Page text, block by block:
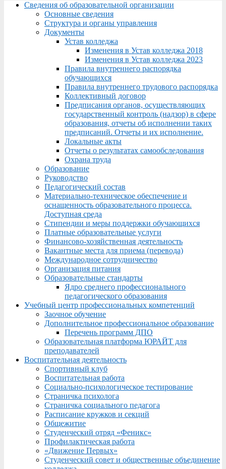
Menu
Сведения об образовательной организации
Основные сведения
Структура и органы управления
Документы
Устав колледжа
Изменения в Устав колледжа 2018
Изменения в Устав колледжа 2023
Правила внутреннего распорядка
обучающихся
Правила внутреннего трудового распорядка
Коллективный договор
Предписания органов, осуществляющих
государственный контроль (надзор) в сфере
образования, отчеты об исполнении таких
предписаний. Отчеты и их исполнение.
Локальные акты
Отчеты о результатах самообследования
Охрана труда
Образование
Руководство
Педагогический состав
Материально-техническое обеспечение и
оснащенность образовательного процесса.
Доступная среда
Стипендии и меры поддержки обучающихся
Платные образовательные услуги
Финансово-хозяйственная деятельность
Вакантные места для приема (перевода)
Международное сотрудничество
Организация питания
Образовательные стандарты
Ядро среднего профессионального
педагогического образования
Учебный центр профессиональных компетенций
Заочное обучение
Дополнительное профессиональное образование
Перечень программ ДПО
Образовательная платформа ЮРАЙТ для
преподавателей
Воспитательная деятельность
Спортивный клуб
Воспитательная работа
Социально-психологическое тестирование
Страничка психолога
Страничка социального педагога
Расписание кружков и секций
Общежитие
Студенческий отряд «Феникс»
Профилактическая работа
«Движение Первых»
Студенческий совет и общественные объединение